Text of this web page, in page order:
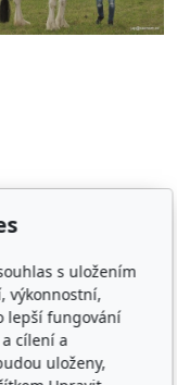
2010
s uložením
výkonnostní,
lepší fungování
cílení a
uloženy,